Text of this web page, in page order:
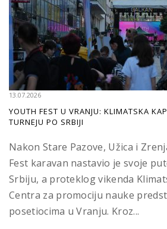
13.07.2026
YOUTH FEST U VRANJU: KLIMATSKA
TURNEJU PO SRBIJI
Nakon Stare Pazove, Užica i
Fest karavan nastavio je svoje
Srbiju, a proteklog vikenda
Centra za promociju nauke
posetiocima u Vranju. Kroz...